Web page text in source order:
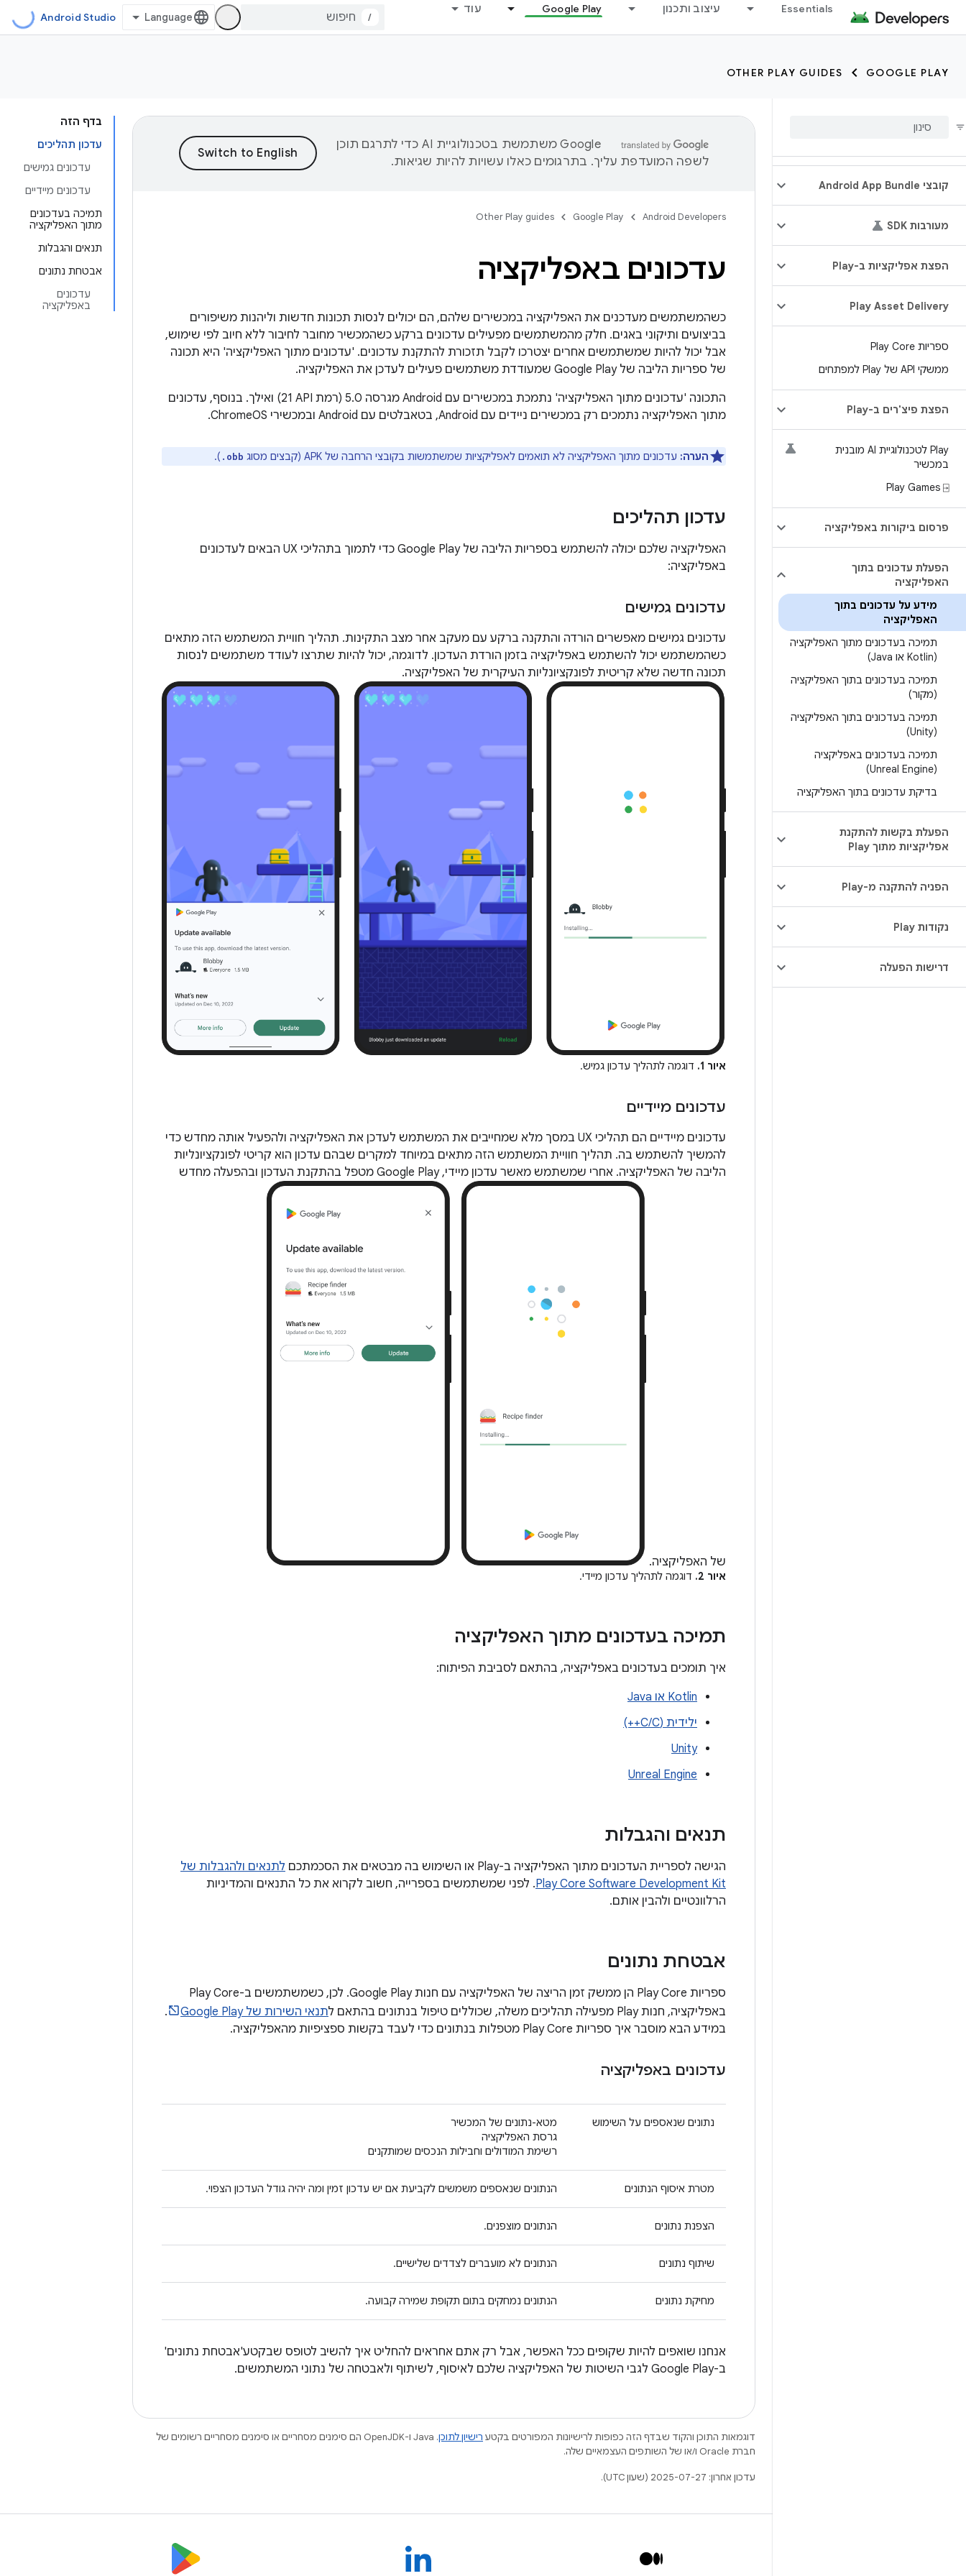
Essentials עיצוב ותכנון Google Play עוד
/
Android Studio
GOOGLE PLAY
OTHER PLAY GUIDES
קובצי Android App Bundle
מעורבות SDK
הפצת אפליקציות ב-Play
Play Asset Delivery
ספריות Play Core
ממשקי API של Play למפתחים
הפצת פיצ'רים ב-Play
Play לטכנולוגיית AI מובנית
במכשיר
Play Games ⍈
פרסום ביקורות באפליקציה
הפעלת עדכונים בתוך
האפליקציה
מידע על עדכונים בתוך
האפליקציה
תמיכה בעדכונים מתוך האפליקציה
(Kotlin או Java)
תמיכה בעדכונים בתוך האפליקציה
(מקור)
תמיכה בעדכונים בתוך האפליקציה
(Unity)
תמיכה בעדכונים באפליקציה
(Unreal Engine)
בדיקת עדכונים בתוך האפליקציה
הפעלת בקשות להתקנת
אפליקציות מתוך Play
הפניה להתקנה מ-Play
נקודות Play
דרישות הפעלה
בדף הזה
עדכון תהליכים
עדכונים גמישים
עדכונים מיידיים
תמיכה בעדכונים
מתוך האפליקציה
תנאים והגבלות
אבטחת נתונים
עדכונים
באפליקציה
‫Google משתמשת בטכנולוגיית AI כדי לתרגם תוכן
לשפה המועדפת עליך. בתרגומים כאלו עשויות להיות שגיאות.
Android Developers
Google Play
Other Play guides
עדכונים באפליקציה
כשהמשתמשים מעדכנים את האפליקציה במכשירים שלהם, הם יכולים לנסות תכונות חדשות וליהנות משיפורים
בביצועים ותיקוני באגים. חלק מהמשתמשים מפעילים עדכונים ברקע כשהמכשיר מחובר לחיבור ללא חיוב לפי שימוש,
אבל יכול להיות שמשתמשים אחרים יצטרכו לקבל תזכורת להתקנת עדכונים. 'עדכונים מתוך האפליקציה' היא תכונה
של ספריות הליבה של Google Play שמעודדת משתמשים פעילים לעדכן את האפליקציה.
התכונה 'עדכונים מתוך האפליקציה' נתמכת במכשירים עם Android מגרסה 5.0 (רמת API‏ 21) ואילך. בנוסף, עדכונים
מתוך האפליקציה נתמכים רק במכשירים ניידים עם Android, בטאבלטים עם Android ובמכשירי ChromeOS.
הערה: עדכונים מתוך האפליקציה לא תואמים לאפליקציות שמשתמשות בקובצי הרחבה של APK (קבצים מסוג .obb
).
עדכון תהליכים
האפליקציה שלכם יכולה להשתמש בספריות הליבה של Google Play כדי לתמוך בתהליכי UX הבאים לעדכונים
באפליקציה:
עדכונים גמישים
עדכונים גמישים מאפשרים הורדה והתקנה ברקע עם מעקב אחר מצב התקינות. תהליך חוויית המשתמש הזה מתאים
כשהמשתמש יכול להשתמש באפליקציה בזמן הורדת העדכון. לדוגמה, יכול להיות שתרצו לעודד משתמשים לנסות
תכונה חדשה שלא קריטית לפונקציונליות העיקרית של האפליקציה.
איור 1. דוגמה לתהליך עדכון גמיש.
עדכונים מיידיים
עדכונים מיידיים הם תהליכי UX במסך מלא שמחייבים את המשתמש לעדכן את האפליקציה ולהפעיל אותה מחדש כדי
להמשיך להשתמש בה. תהליך חוויית המשתמש הזה מתאים במיוחד למקרים שבהם עדכון הוא קריטי לפונקציונליות
הליבה של האפליקציה. אחרי שמשתמש מאשר עדכון מיידי, Google Play מטפל בהתקנת העדכון ובהפעלה מחדש
של האפליקציה.
איור 2. דוגמה לתהליך עדכון מיידי.
תמיכה בעדכונים מתוך האפליקציה
איך תומכים בעדכונים באפליקציה, בהתאם לסביבת הפיתוח:
Kotlin או Java
ילידית (C/C++)
Unity
Unreal Engine
תנאים והגבלות
הגישה לספריית העדכונים מתוך האפליקציה ב-Play או השימוש בה מבטאים את הסכמתכם
לתנאים ולהגבלות של
Play Core Software Development Kit. לפני שמשתמשים בספרייה, חשוב לקרוא את כל התנאים והמדיניות
הרלוונטיים ולהבין אותם.
אבטחת נתונים
ספריות Play Core הן ממשק זמן הריצה של האפליקציה עם חנות Google Play. לכן, כשמשתמשים ב-Play Core
באפליקציה, חנות Play מפעילה תהליכים משלה, שכוללים טיפול בנתונים בהתאם ל
תנאי השירות של Google Play
.
במידע הבא מוסבר איך ספריות Play Core מטפלות בנתונים כדי לעבד בקשות ספציפיות מהאפליקציה.
עדכונים באפליקציה
נתונים שנאספים על השימוש
מטא-נתונים של המכשיר
גרסת האפליקציה
רשימת המודולים וחבילות הנכסים שמותקנים
מטרת איסוף הנתונים הנתונים שנאספים משמשים לקביעת אם יש עדכון זמין ומה יהיה גודל העדכון הצפוי.
הצפנת נתונים הנתונים מוצפנים.
שיתוף נתונים הנתונים לא מועברים לצדדים שלישיים.
מחיקת נתונים הנתונים נמחקים בתום תקופת שמירה קבועה.
אנחנו שואפים להיות שקופים ככל האפשר, אבל רק אתם אחראים להחליט איך להשיב לטופס שבקטע'אבטחת נתונים'
ב-Google Play לגבי השיטות של האפליקציה שלכם לאיסוף, לשיתוף ולאבטחה של נתוני המשתמשים.
דוגמאות התוכן והקוד שבדף הזה כפופות לרישיונות המפורטים בקטע רישיון לתוכן
.‏ Java ו-OpenJDK הם סימנים מסחריים או סימנים מסחריים רשומים של
חברת Oracle ו/או של השותפים העצמאיים שלה.
עדכון אחרון: 2025-07-27 (שעון UTC).